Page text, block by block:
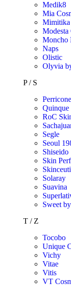
Medik8
Mia
Mimitika
Modesta
Moncho
Naps
Olistic
Olyvia
P / S
Quinque
RoC
Segle
Seoul
Shiseido
Skin
Solaray
Suavina
Sweet
T / Z
Tocobo
Unique
Vichy
Vitae
Vitis
VT